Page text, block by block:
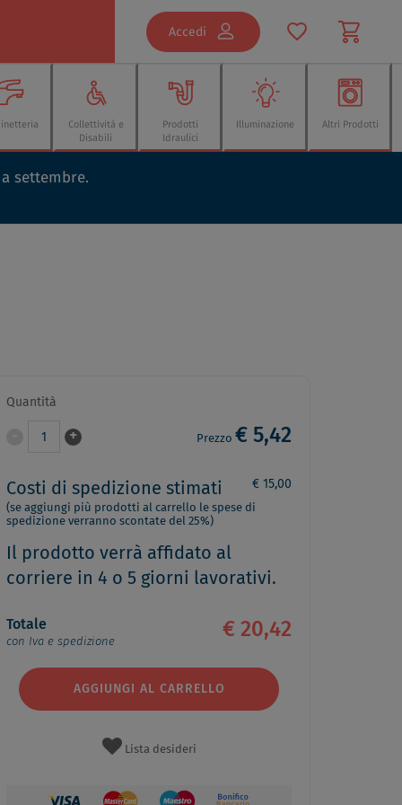
Accedi
Collettività e
Disabili
Prodotti
Idraulici
Illuminazione Altri Prodotti
settembre.
Quantità
1 + Prezzo € 5,42
Costi di spedizione stimati € 15,00
(se aggiungi più prodotti al carrello le spese di
spedizione verranno scontate del 25%)
Il prodotto verrà affidato al
corriere in 4 o 5 giorni lavorativi.
Totale
con Iva e spedizione
€ 20,42
AGGIUNGI AL CARRELLO
Lista desideri